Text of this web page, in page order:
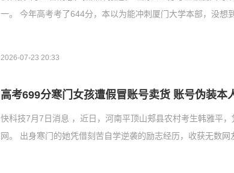
一。 今年高考考了644分，本以为能冲刺厦门大学本部，没想
2026-07-23 20:33
高考699分寒门女孩遭假冒账号卖货 账号伪装本
快科技7月7日消息 ，近日，河南平顶山郏县农村考生韩雅平
网。 出身寒门的她凭借刻苦自学逆袭的励志经历，收获无数